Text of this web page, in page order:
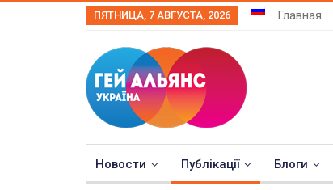
ПЯТНИЦА, 7 АВГУСТА, 2026 Главная
Новости Публікації Блоги